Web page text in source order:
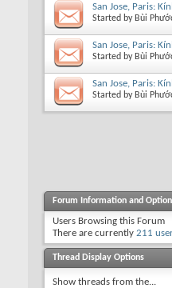
San Jose, Paris:
Started by Bùi
San Jose, Paris:
Started by Bùi
San Jose, Paris:
Started by Bùi
Forum Information and
Users Browsing this Forum
There are currently 211
Thread Display Options
Show threads from the...